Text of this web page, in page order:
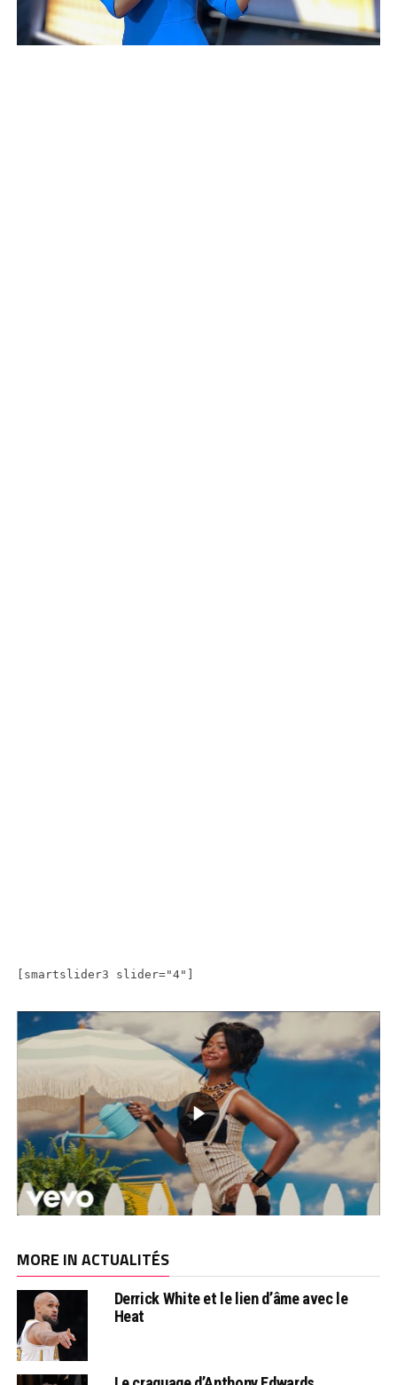
[smartslider3 slider="4"]
MORE IN ACTUALITÉS
Derrick White et le lien d’âme avec le
Heat